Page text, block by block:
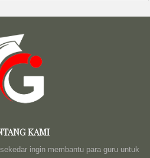
KAMI
ingin membantu para guru untuk